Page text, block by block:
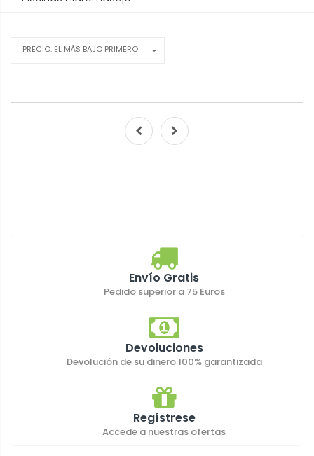
PRECIO: EL MÁS BAJO PRIMERO
Envío Gratis
Pedido superior a 75 Euros
Devoluciones
Devolución de su dinero 100% garantizada
Regístrese
Accede a nuestras ofertas